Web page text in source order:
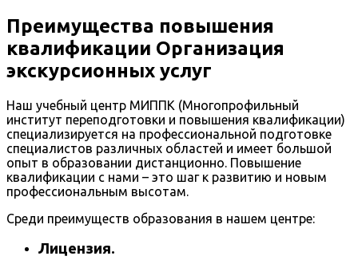
Преимущества повышения
квалификации Организация
экскурсионных услуг
Наш учебный центр МИППК (Многопрофильный
институт переподготовки и повышения квалификации)
специализируется на профессиональной подготовке
специалистов различных областей и имеет большой
опыт в образовании дистанционно. Повышение
квалификации с нами – это шаг к развитию и новым
профессиональным высотам.
Среди преимуществ образования в нашем центре:
Лицензия.